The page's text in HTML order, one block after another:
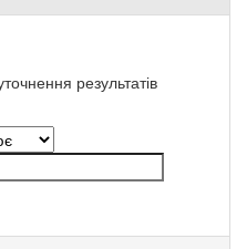
результатів